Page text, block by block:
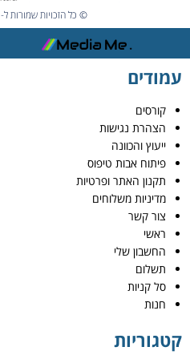
© כל הזכויות שמורות ל- Hackstore.co.il
עמודים
קורסים
הצהרת נגישות
ייעוץ והכוונה
פיתוח אבות טיפוס
תקנון האתר ופרטיות
מדיניות משלוחים
צור קשר
ראשי
החשבון שלי
תשלום
סל קניות
חנות
קטגוריות